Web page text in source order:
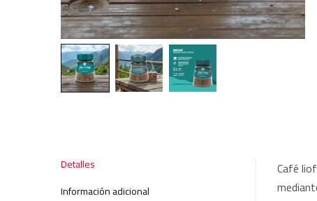
Detalles
Información adicional
Café